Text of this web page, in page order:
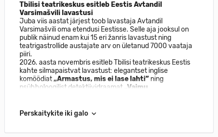
Tbilisi teatrikeskus esitleb Eestis Avtandil
Varsimašvili lavastusi
Juba viis aastat järjest toob lavastaja Avtandil
Varsimašvili oma etendusi Eestisse. Selle aja jooksul on
publik näinud enam kui 15 eri žanris lavastust ning
teatrigastrollide austajate arv on ületanud 7000 vaataja
piiri.
2026. aasta novembris esitleb Tbilisi teatrikeskus Eestis
kahte silmapaistvat lavastust: elegantset inglise
komöödiat„Armastus, mis ei lase lahti” ning
psühholoogilist detektiividraamat „Vaimu
Perskaitykite iki galo